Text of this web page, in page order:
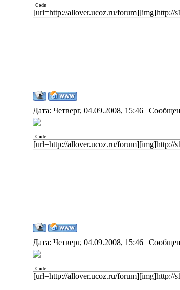
Code
[url=http://allover.ucoz.ru/forum][img]http://
Дата: Четверг, 04.09.2008, 15:46 |
Code
[url=http://allover.ucoz.ru/forum][img]http://
Дата: Четверг, 04.09.2008, 15:46 |
Code
[url=http://allover.ucoz.ru/forum][img]http://